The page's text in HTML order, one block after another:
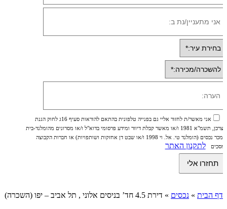
אני מאשר/ת לחזור אליי גם בפנייה טלפונית בהתאם להוראות סעיף 16ג לחוק הגנת
הצרכן, תשמ"א 1981 ו/או מאשר קבלת דיוור ומידע פרסומי בדוא"ל ו/או מסרונים מהומלנד-בית
ממכר נכסים (הומלנד טי. אל. וי 1998 ו/או שבט דן אחזקות ושותפויות) או חברות הקבוצה
ומסכים
לתקנון האתר
דף הבית » נכסים » דירת 4.5 חד’ בניסים אלוני , תל אביב – יפו (השכרה)